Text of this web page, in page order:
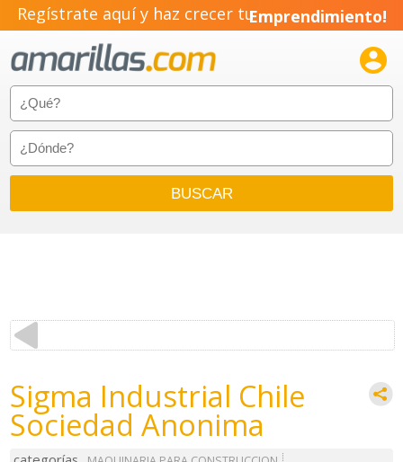
Regístrate aquí y haz crecer tuEmprendimiento!

Sigma Industrial Chile
Sociedad Anonima